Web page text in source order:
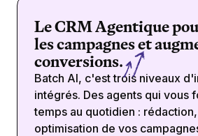
Le CRM Agentique
les campagnes et
conversions.
Batch AI, c'est trois niveaux
intégrés. Des agents qui vous
temps au quotidien :
optimisation de vos